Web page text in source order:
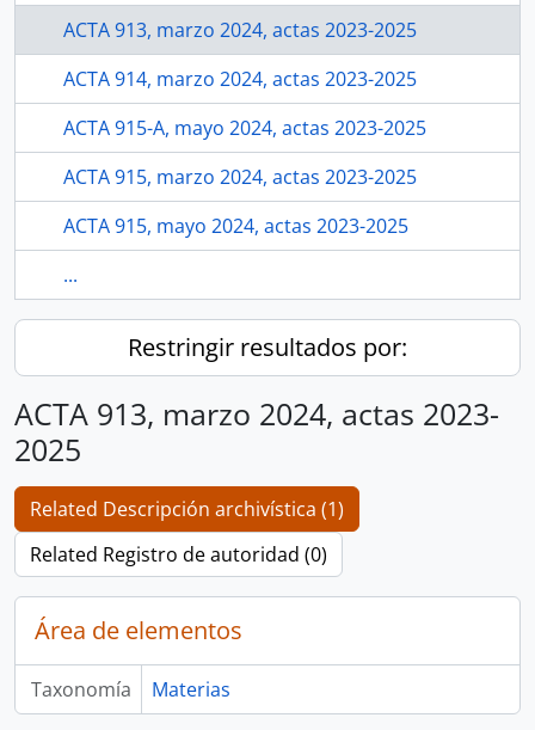
ACTA 913, marzo 2024, actas 2023-2025
ACTA 914, marzo 2024, actas 2023-2025
ACTA 915-A, mayo 2024, actas 2023-2025
ACTA 915, marzo 2024, actas 2023-2025
ACTA 915, mayo 2024, actas 2023-2025
...
Restringir resultados por:
ACTA 913, marzo 2024, actas 2023-
2025
Related Descripción archivística (1)
Related Registro de autoridad (0)
Área de elementos
Taxonomía Materias